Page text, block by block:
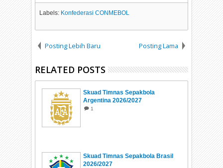
Labels: Konfederasi CONMEBOL
Posting Lebih Baru Posting Lama
RELATED POSTS
Skuad Timnas Sepakbola
Argentina 2026/2027
1
Skuad Timnas Sepakbola Brasil
2026/2027